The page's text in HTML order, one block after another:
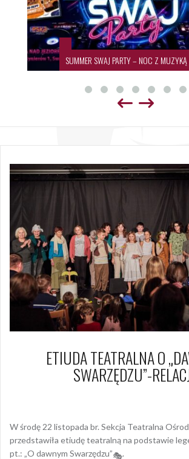
SUMMER SWAJ PARTY – NOC Z
ETIUDA TEATRALNA O
SWARZĘDZU”-
W środę 22 listopada br. Sekcja Teatralna
przedstawiła etiudę teatralną na podstawie
pt.: „O dawnym Swarzędzu”
.